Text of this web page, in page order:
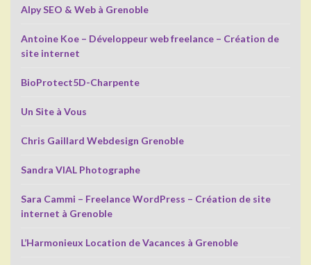
Alpy SEO & Web à Grenoble
Antoine Koe – Développeur web freelance – Création de
site internet
BioProtect5D-Charpente
Un Site à Vous
Chris Gaillard Webdesign Grenoble
Sandra VIAL Photographe
Sara Cammi – Freelance WordPress – Création de site
internet à Grenoble
L’Harmonieux Location de Vacances à Grenoble